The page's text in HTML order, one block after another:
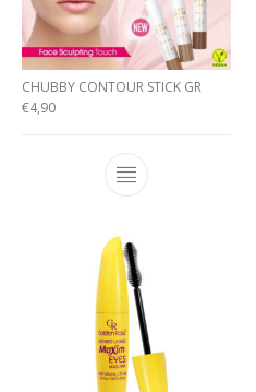
CHUBBY CONTOUR STICK GR
€4,90